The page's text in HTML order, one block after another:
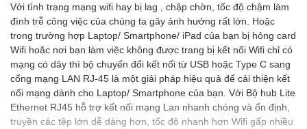
Với tình trạng mạng wifi hay bị lag , chập chờn, tốc độ chậm làm
đình trễ công việc của chúng ta gây ảnh hưởng rất lớn. Hoặc
trong trường hợp Laptop/ Smartphone/ iPad của bạn bị hỏng card
Wifi hoặc nơi bạn làm việc không được trang bị kết nối Wifi chỉ có
mạng có dây thì bộ chuyển đổi kết nối từ USB hoặc Type C sang
cổng mạng LAN RJ-45 là một giải pháp hiệu quả để cải thiện kết
nối mạng dành cho Laptop/ Smartphone của bạn. Với Bộ hub Lite
Ethernet RJ45 hỗ trợ kết nối mạng Lan nhanh chóng và ổn định,
truyền các tệp lớn dễ dàng hơn, tốc độ nhanh hơn Wifi gấp nhiều